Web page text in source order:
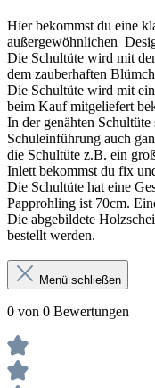
Hier bekommst du eine
außergewöhnlichen
Die Schultüte wird mit
dem zauberhaften
Die Schultüte wird mit
beim Kauf mitgeliefert
In der genähten
Schuleinführung auch
die Schultüte z.B. ein
Inlett bekommst du fix
Die Schultüte hat eine
Papprohling ist 70cm.
Die abgebildete
bestellt werden.
Menü schließen
0 von 0 Bewertungen